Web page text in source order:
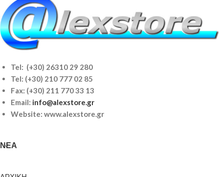
Tel: (+30) 26310 29 280
Tel: (+30) 210 777 02 85
Fax: (+30) 211 770 33 13
Email: info@alexstore.gr
Website: www.alexstore.gr
ΝΈΑ